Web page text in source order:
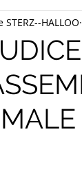
HALLOO